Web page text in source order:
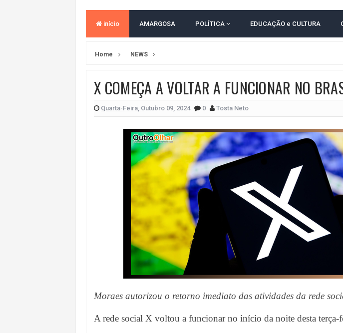
LULA E FLÁVIO BOLSONARO EMPATAM TECNICAMENTE NO 2º TURNO, DIZ
BAHIA E CORINTHIANS EMPATAM EM JOGO PEGADO NA ARENA FONTE
NO CENTRO DE AMARGOSA, JUSTIÇA ELEITORAL REALIZA SIMULAÇÃO DE
início AMARGOSA POLÍTICA EDUCAÇÃO e CULTURA
Home NEWS
X COMEÇA A VOLTAR A FUNCIONAR NO
Quarta-Feira, Outubro 09, 2024 0 Tosta Neto
Moraes autorizou o retorno imediato das atividades da rede
A rede social X voltou a funcionar no início da noite desta terça-